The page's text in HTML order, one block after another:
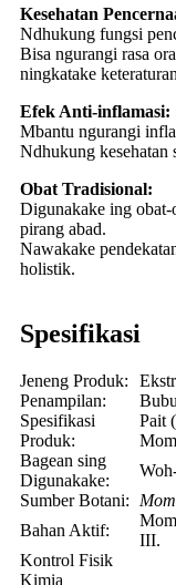
Kesehatan
Ndhukung fungsi
Bisa ngurangi rasa
ningkatake
Efek Anti-inflamasi:
Mbantu ngurangi
Ndhukung kesehatan
Obat Tradisional:
Digunakake ing obat-
pirang abad.
Nawakake
holistik.
Spesifikasi
Jeneng Produk:
Penampilan:
Spesifikasi
Produk:
Pait
Bagean sing
Digunakake:
Sumber Botani:
Bahan Aktif:
III.
Kontrol Fisik
Kimia